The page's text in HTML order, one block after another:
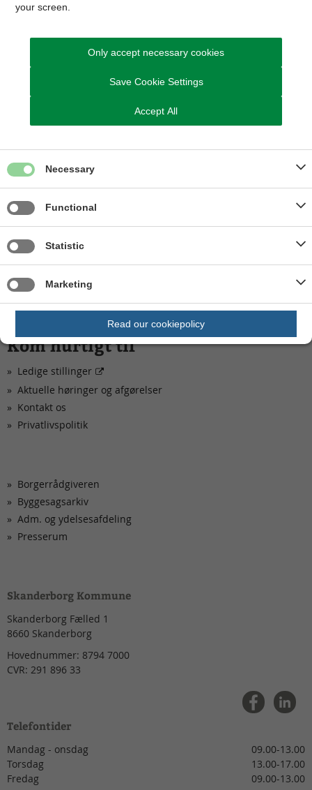
ARKIVERET
Miljøbeskyttelsesloven (retsinformation)
Kom hurtigt til
Ledige stillinger
Aktuelle høringer og afgørelser
Kontakt os
Privatlivspolitik
Borgerrådgiveren
Byggesagsarkiv
Adm. og ydelsesafdeling
Presserum
Skanderborg Kommune
Skanderborg Fælled 1
8660 Skanderborg
Hovednummer: 8794 7000
CVR: 291 896 33
Telefontider
Mandag - onsdag
09.00-13.00
Torsdag
13.00-17.00
Fredag
09.00-13.00
your screen.
Only accept necessary cookies
Save Cookie Settings
Accept All
Necessary
Functional
Statistic
Marketing
Read our cookiepolicy